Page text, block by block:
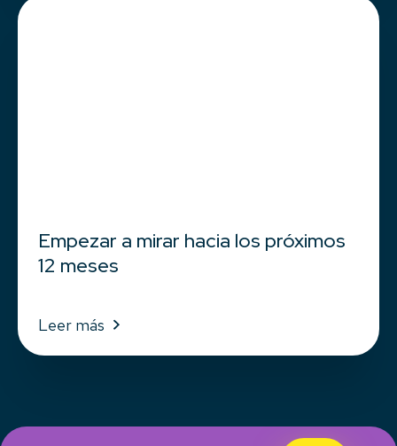
Empezar a mirar hacia los próximos
12 meses
Leer más